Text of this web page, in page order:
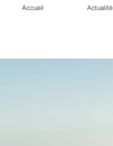
Accueil Actualité